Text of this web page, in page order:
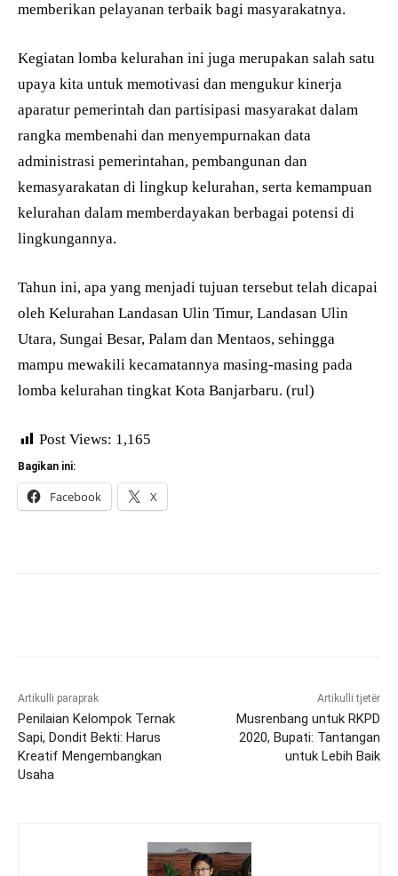
memberikan pelayanan terbaik bagi masyarakatnya.
Kegiatan lomba kelurahan ini juga merupakan salah satu
upaya kita untuk memotivasi dan mengukur kinerja
aparatur pemerintah dan partisipasi masyarakat dalam
rangka membenahi dan menyempurnakan data
administrasi pemerintahan, pembangunan dan
kemasyarakatan di lingkup kelurahan, serta kemampuan
kelurahan dalam memberdayakan berbagai potensi di
lingkungannya.
Tahun ini, apa yang menjadi tujuan tersebut telah dicapai
oleh Kelurahan Landasan Ulin Timur, Landasan Ulin
Utara, Sungai Besar, Palam dan Mentaos, sehingga
mampu mewakili kecamatannya masing-masing pada
lomba kelurahan tingkat Kota Banjarbaru. (rul)
Post Views: 1,165
Bagikan ini:
Facebook X
Artikulli paraprak
Penilaian Kelompok Ternak
Sapi, Dondit Bekti: Harus
Kreatif Mengembangkan
Usaha
Artikulli tjetër
Musrenbang untuk RKPD
2020, Bupati: Tantangan
untuk Lebih Baik